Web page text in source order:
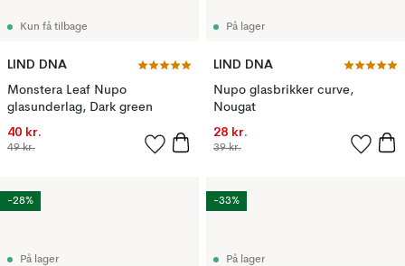
Kun få tilbage
LIND DNA
Monstera Leaf Nupo
glasunderlag, Dark green
40 kr.
49 kr.
På lager
LIND DNA
Nupo glasbrikker curve,
Nougat
28 kr.
39 kr.
På lager
-28%
På lager
-33%